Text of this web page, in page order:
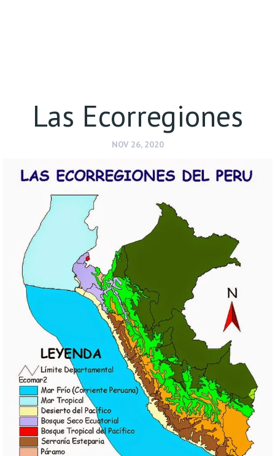
Las Ecorregiones
NOV 26, 2020